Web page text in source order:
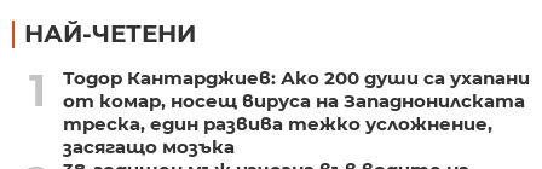
НАЙ-ЧЕТЕНИ
1
Тодор Кантарджиев: Ако 200 души са ухапани
от комар, носещ вируса на Западнонилската
треска, един развива тежко усложнение,
засягащо мозъка